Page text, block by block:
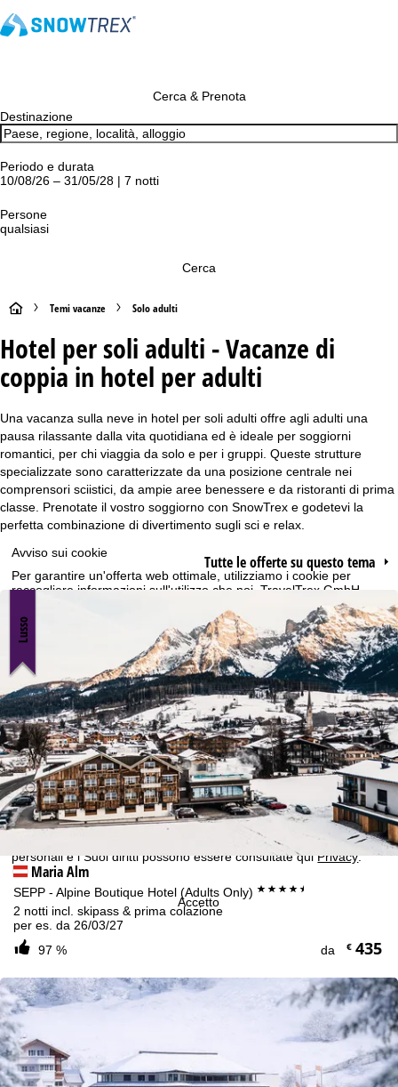
Avviso sui cookie
Per garantire un'offerta web ottimale, utilizziamo i cookie per
raccogliere informazioni sull'utilizzo che noi, TravelTrex GmbH,
condividiamo anche con i nostri partner. In base alle sue attività, i
profili di utilizzo vengono creati utilizzando le informazioni sul
dispositivo e sul browser. Questi profili di utilizzo vengono utilizzati
per analisi statistiche, consigli sui singoli prodotti, pubblicità
personalizzata e misurazione della portata. Per questo abbiamo
bisogno del suo consenso (che può essere revocato in qualsiasi
momento), che include anche il trasferimento di determinati dati
personali a terzi in paesi terzi al di fuori dell'UE, come Google o
Microsoft negli USA.
Cliccando suAccettosi accetta l'uso di cookie non funzionali e
tecnologie simili. Facendo clic suRifiuta, utilizzeremo solo i servizi
tecnicamente necessari e necessari per adempiere al contratto.
Ulteriori informazioni sull'uso dei cookie e sulla possibilità di farlo.
Può modificare le sue impostazioni nella nostraCookie-Policy.
Informazioni riguardanti la responsabilità possono essere
. Informazioni sull'utilizzo dei dati
personali e i Suoi diritti possono essere consultate quiPrivacy.
Accetto
Cerca & Prenota
Destinazione
Periodo e durata
10/08/26 – 31/05/28 | 7 notti
Persone
qualsiasi
Cerca
H
o
m
e
p
a
g
Temi vacanze Solo adulti
Hotel per soli adulti - Vacanze di
coppia in hotel per adulti
Una vacanza sulla neve in hotel per soli adulti offre agli adulti una
pausa rilassante dalla vita quotidiana ed è ideale per soggiorni
romantici, per chi viaggia da solo e per i gruppi. Queste strutture
specializzate sono caratterizzate da una posizione centrale nei
comprensori sciistici, da ampie aree benessere e da ristoranti di prima
classe. Prenotate il vostro soggiorno con SnowTrex e godetevi la
perfetta combinazione di divertimento sugli sci e relax.
Tutte le offerte su questo tema
Maria Alm
SEPP - Alpine Boutique Hotel (Adults Only) ****+
2 notti incl. skipass & prima colazione
per es. da 26/03/27
97 %
da €435
Lusso